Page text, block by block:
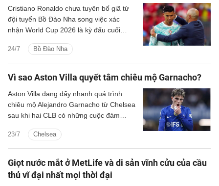
24/7 Bồ Đào Nha
Cristiano Ronaldo chưa tuyên bố giã từ
đội tuyển Bồ Đào Nha song việc xác
nhận World Cup 2026 là kỳ đấu cuối
một khoảng trống không chỉ trên sân cỏ.
Vì sao Aston Villa quyết tâm chiêu mộ Garnacho?
23/7 Chelsea
Aston Villa đang đẩy nhanh quá trình
chiêu mộ Alejandro Garnacho từ Chelsea
sau khi hai CLB có những cuộc đàm
Giọt nước mắt ở MetLife và di sản vĩnh cửu của cầu
thủ vĩ đại nhất mọi thời đại